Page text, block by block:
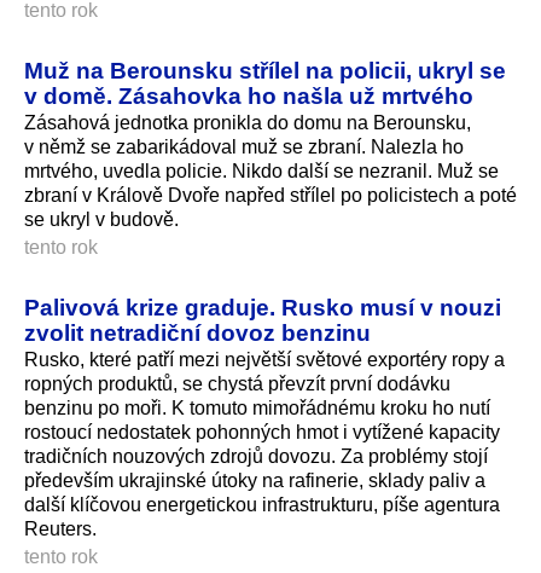
tento rok
Muž na Berounsku střílel na policii, ukryl se
v domě. Zásahovka ho našla už mrtvého
Zásahová jednotka pronikla do domu na Berounsku,
v němž se zabarikádoval muž se zbraní. Nalezla ho
mrtvého, uvedla policie. Nikdo další se nezranil. Muž se
zbraní v Králově Dvoře napřed střílel po policistech a poté
se ukryl v budově.
tento rok
Palivová krize graduje. Rusko musí v nouzi
zvolit netradiční dovoz benzinu
Rusko, které patří mezi největší světové exportéry ropy a
ropných produktů, se chystá převzít první dodávku
benzinu po moři. K tomuto mimořádnému kroku ho nutí
rostoucí nedostatek pohonných hmot i vytížené kapacity
tradičních nouzových zdrojů dovozu. Za problémy stojí
především ukrajinské útoky na rafinerie, sklady paliv a
další klíčovou energetickou infrastrukturu, píše agentura
Reuters.
tento rok